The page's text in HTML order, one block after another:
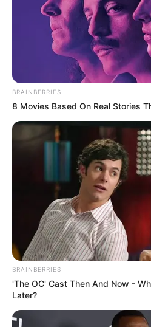
BRAINBERRIES
8 Movies Based On Real Stories
BRAINBERRIES
'The OC' Cast Then And Now -
Later?